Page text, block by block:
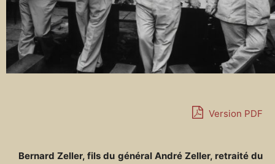
Version PDF
Bernard Zeller, fils du général André Zeller, retraité du